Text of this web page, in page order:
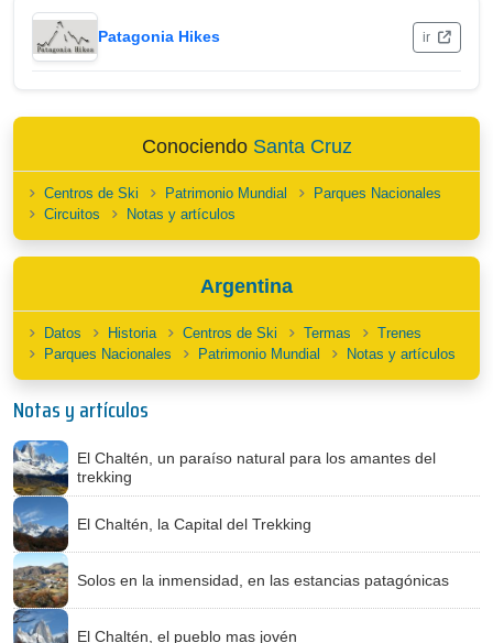
Patagonia Hikes ir
Conociendo Santa Cruz
Centros de Ski Patrimonio Mundial
Parques Nacionales
Circuitos
Notas y artículos
Argentina
Datos Historia Centros de Ski Termas
Trenes
Parques Nacionales
Patrimonio Mundial Notas y artículos
Notas y artículos
El Chaltén, un paraíso natural para los amantes del
trekking
El Chaltén, la Capital del Trekking
Solos en la inmensidad, en las estancias patagónicas
El Chaltén, el pueblo mas jovén